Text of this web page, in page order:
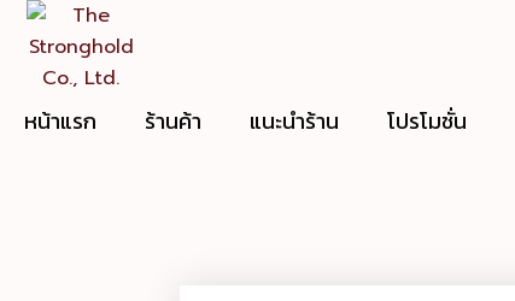
Skip
content
หน้าแรก ร้านค้า แนะนำร้าน โปรโมชั่น